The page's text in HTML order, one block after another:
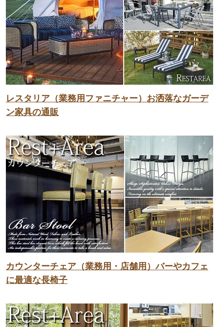
レスタリア（業務用ファニチャー）お洒落なガーデ
ン家具の通販
カウンターチェア（業務用・店舗用）バーやカフェ
に最適な長椅子